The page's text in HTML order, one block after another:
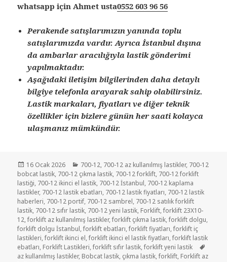
whatsapp için Ahmet usta0552 603 96 56
Perakende satışlarımızın yanında toplu
satışlarımızda vardır. Ayrıca İstanbul dışına
da ambarlar aracılığıyla lastik gönderimi
yapılmaktadır.
Aşağıdaki iletişim bilgilerinden daha detaylı
bilgiye telefonla arayarak sahip olabilirsiniz.
Lastik markaları, fiyatları ve diğer teknik
özellikler için bizlere günün her saati kolayca
ulaşmanız mümkündür.
Yayın
tarihi
16 Ocak 2026 Kategoriler
700-12, 700-12 az kullanılmış lastikler, 700-12
bobcat lastik, 700-12 çıkma lastik, 700-12 forklift, 700-12 forklift
lastiği, 700-12 ikinci el lastik, 700-12 İstanbul, 700-12 kaplama
lastikler, 700-12 lastik ebatları, 700-12 lastik fiyatları, 700-12 lastik
haberleri, 700-12 portif, 700-12 sambrel, 700-12 satılık forklift
lastik, 700-12 sıfır lastik, 700-12 yeni lastik, Forklift,forklift 23X10-
12,forklift az kullanılmış lastikler,forklift çıkma lastik,forklift dolgu,
forklift dolgu İstanbul,forklift ebatları,forklift fiyatları,forklift iç
lastikleri,forklift ikinci el,forklift ikinci el lastik fiyatları,forklift lastik
ebatları, Forklift Lastikleri,forklift sıfır lastik,forklift yeni lastik
az kullanılmış lastikler, Bobcat lastik, çıkma lastik,forklift, Forklift az